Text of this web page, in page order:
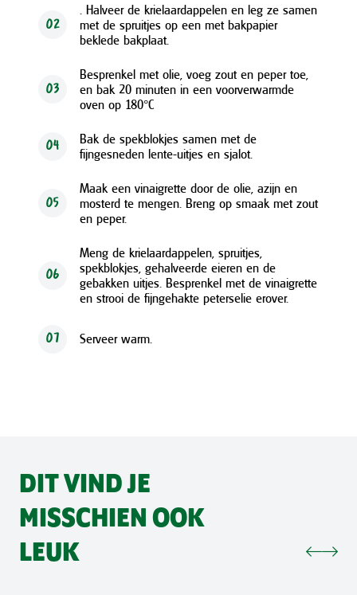
02
. Halveer de krielaardappelen en leg ze samen
met de spruitjes op een met bakpapier
beklede bakplaat.
03
Besprenkel met olie, voeg zout en peper toe,
en bak 20 minuten in een voorverwarmde
oven op 180°C
04
Bak de spekblokjes samen met de
fijngesneden lente-uitjes en sjalot.
05
Maak een vinaigrette door de olie, azijn en
mosterd te mengen. Breng op smaak met zout
en peper.
06
Meng de krielaardappelen, spruitjes,
spekblokjes, gehalveerde eieren en de
gebakken uitjes. Besprenkel met de vinaigrette
en strooi de fijngehakte peterselie erover.
07 Serveer warm.
DIT VIND JE
MISSCHIEN OOK
LEUK